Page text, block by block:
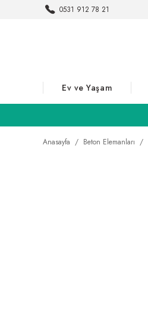
0531 912 78 21
Ev ve Yaşam
Anasayfa Beton Elemanları